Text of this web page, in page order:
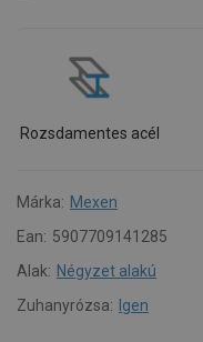
Rozsdamentes acél
Márka: Mexen
Ean: 5907709141285
Alak: Négyzet alakú
Zuhanyrózsa:
Igen